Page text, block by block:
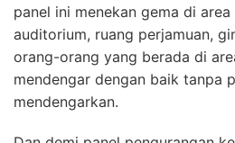
panel ini menekan gema di
auditorium, ruang perjamuan,
orang-orang yang berada di
mendengar dengan baik tanpa
mendengarkan.